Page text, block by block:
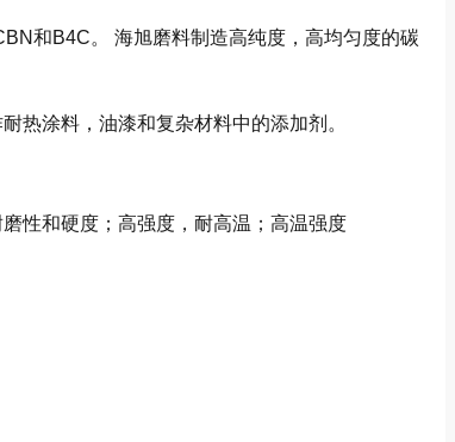
和B4C。 海旭磨料制造高纯度，高均匀度的碳
热涂料，油漆和复杂材料中的添加剂。
性和硬度；高强度，耐高温；高温强度